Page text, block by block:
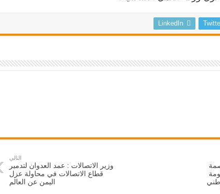
LinkedIn
التالي
وزير الاتصالات : عمد العدوان لتدمير
قطاع الاتصالات في محاولة عزل
اليمن عن العالم